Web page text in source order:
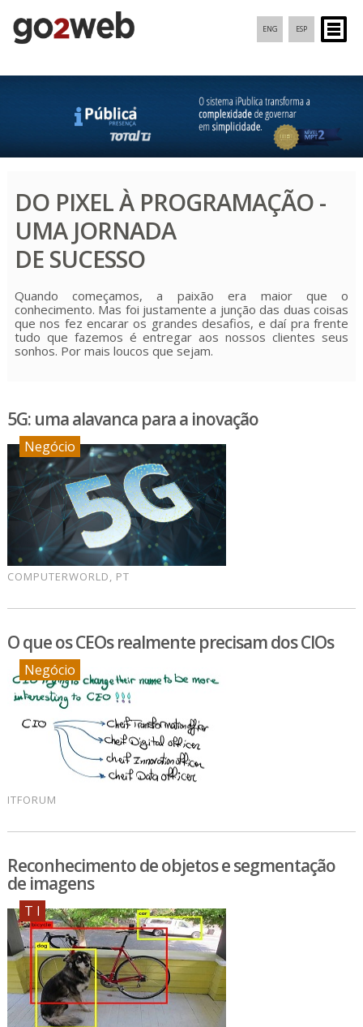
ENG ESP
DO PIXEL À PROGRAMAÇÃO -
UMA JORNADA
DE SUCESSO
Quando começamos, a paixão era maior que o
conhecimento. Mas foi justamente a junção das duas coisas
que nos fez encarar os grandes desafios, e daí pra frente
tudo que fazemos é entregar aos nossos clientes seus
sonhos. Por mais loucos que sejam.
5G: uma alavanca para a inovação
Negócio
COMPUTERWORLD, PT
O que os CEOs realmente precisam dos CIOs
Negócio
ITFORUM
Reconhecimento de objetos e segmentação
de imagens
T I